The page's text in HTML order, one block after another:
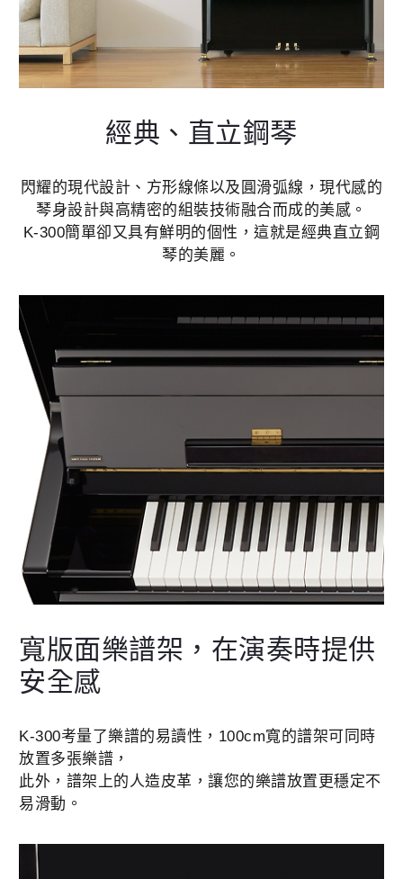
經典、直立鋼琴
閃耀的現代設計、方形線條以及圓滑弧線，現代感的
琴身設計與高精密的組裝技術融合而成的美感。
K-300簡單卻又具有鮮明的個性，這就是經典直立鋼
琴的美麗。
寬版面樂譜架，在演奏時提供
安全感
K-300考量了樂譜的易讀性，100cm寬的譜架可同時
放置多張樂譜，
此外，譜架上的人造皮革，讓您的樂譜放置更穩定不
易滑動。